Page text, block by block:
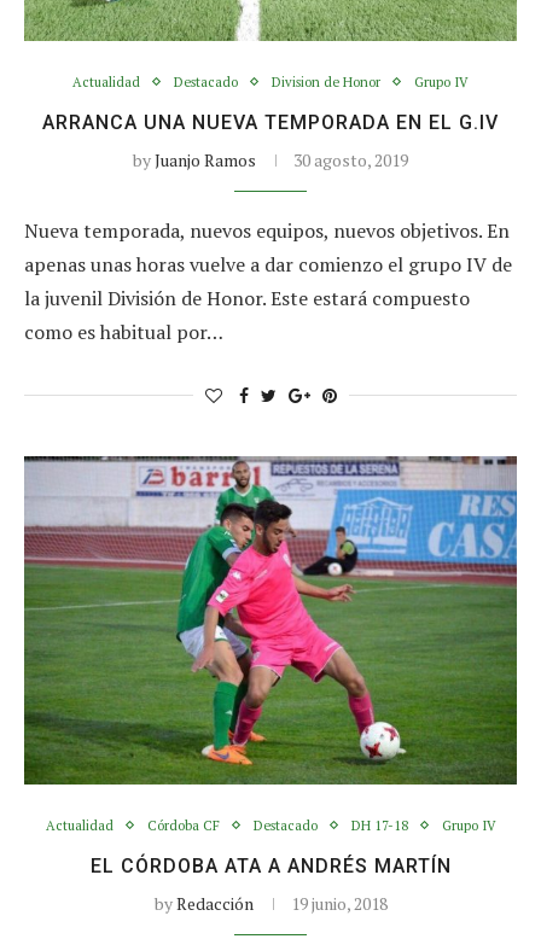
Actualidad Destacado Division de Honor Grupo IV
ARRANCA UNA NUEVA TEMPORADA EN EL G.IV
byJuanjo Ramos 30 agosto, 2019
Nueva temporada, nuevos equipos, nuevos objetivos. En
apenas unas horas vuelve a dar comienzo el grupo IV de
la juvenil División de Honor. Este estará compuesto
como es habitual por…
Actualidad Córdoba CF Destacado DH 17-18 Grupo IV
EL CÓRDOBA ATA A ANDRÉS MARTÍN
byRedacción 19 junio, 2018